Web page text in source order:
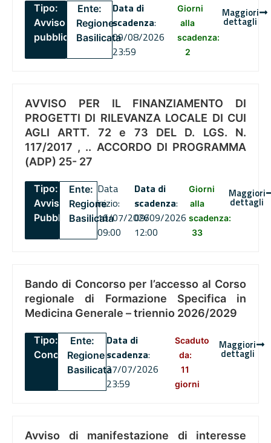
Tipo:
Avviso
pubblico
Ente:
Regione
Basilicata
Data di
scadenza:
09/08/2026
23:59
Giorni
alla
scadenza:
2
Maggiori
dettagli
AVVISO PER IL FINANZIAMENTO DI
PROGETTI DI RILEVANZA LOCALE DI CUI
AGLI ARTT. 72 e 73 DEL D. LGS. N.
117/2017 , .. ACCORDO DI PROGRAMMA
(ADP) 25- 27
Tipo:
Avviso
Pubblico
Ente:
Regione
Basilicata
Data
inizio:
16/07/2026
09:00
Data di
scadenza:
09/09/2026
12:00
Giorni
alla
scadenza:
33
Maggiori
dettagli
Bando di Concorso per l’accesso al Corso
regionale di Formazione Specifica in
Medicina Generale – triennio 2026/2029
Tipo:
Concorsi
Ente:
Regione
Basilicata
Data di
scadenza:
27/07/2026
23:59
Scaduto
da:
11
giorni
Maggiori
dettagli
Avviso di manifestazione di interesse